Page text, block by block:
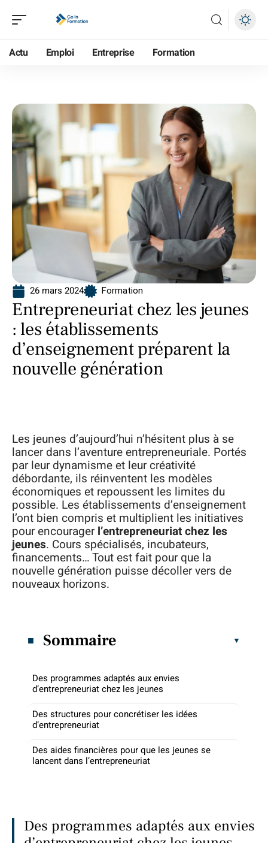
Actu Emploi Entreprise Formation
26 mars 2024 Formation
Entrepreneuriat chez les jeunes
: les établissements
d’enseignement préparent la
nouvelle génération
Les jeunes d’aujourd’hui n’hésitent plus à se
lancer dans l’aventure entrepreneuriale. Portés
par leur dynamisme et leur créativité
débordante, ils réinventent les modèles
économiques et repoussent les limites du
possible. Les établissements d’enseignement
l’ont bien compris et multiplient les initiatives
pour encouragerl’entrepreneuriat chez les
jeunes. Cours spécialisés, incubateurs,
financements… Tout est fait pour que la
nouvelle génération puisse décoller vers de
nouveaux horizons.
Sommaire
Des programmes adaptés aux envies
d’entrepreneuriat chez les jeunes
Des structures pour concrétiser les idées
d’entrepreneuriat
Des aides financières pour que les jeunes se
lancent dans l’entrepreneuriat
Des programmes adaptés aux envies